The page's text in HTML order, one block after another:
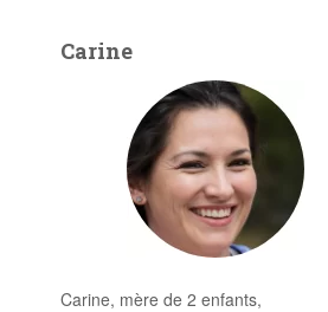
Carine
Carine, mère de 2 enfants,